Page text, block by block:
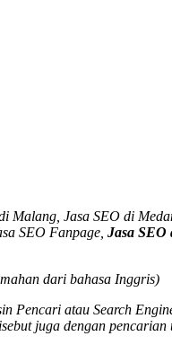
di Malang, Jasa SEO di
SEO Fanpage, Jasa SEO
dari bahasa Inggris)
Pencari atau Search
juga dengan